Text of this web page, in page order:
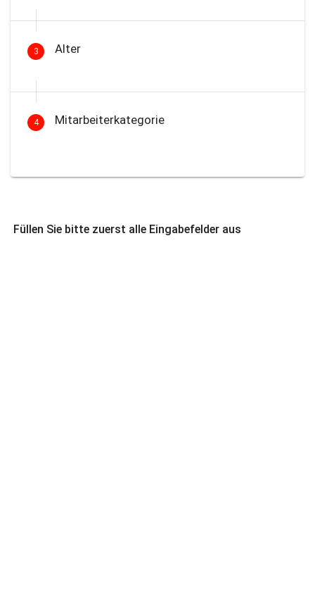
3 Alter
4 Mitarbeiterkategorie
Füllen Sie bitte zuerst alle Eingabefelder aus